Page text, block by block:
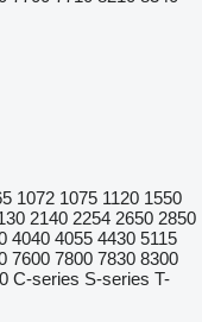
1072 1075 1120 1550
2140 2254 2650 2850
4040 4055 4430 5115
7600 7800 7830 8300
C-series S-series T-